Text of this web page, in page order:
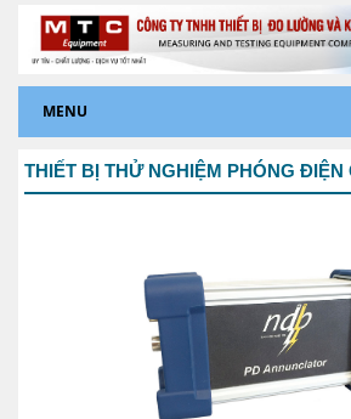
MENU
THIẾT BỊ THỬ NGHIỆM PHÓNG ĐIỆN